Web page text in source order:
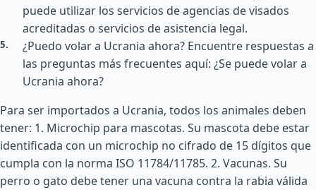
puede utilizar los servicios de agencias de visados
acreditadas o servicios de asistencia legal.
¿Puedo volar a Ucrania ahora? Encuentre respuestas a
las preguntas más frecuentes aquí: ¿Se puede volar a
Ucrania ahora?
Para ser importados a Ucrania, todos los animales deben
tener: 1. Microchip para mascotas. Su mascota debe estar
identificada con un microchip no cifrado de 15 dígitos que
cumpla con la norma ISO 11784/11785. 2. Vacunas. Su
perro o gato debe tener una vacuna contra la rabia válida